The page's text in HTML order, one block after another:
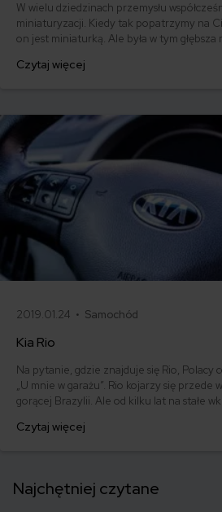
W wielu dziedzinach przemysłu
miniaturyzacji. Kiedy tak popatrzymy na
on jest miniaturką. Ale była w tym
więc pokochają też małe auta. I to był
Czytaj więcej
2019.01.24 • Samochód
Kia Rio
Na pytanie, gdzie znajduje się Rio, Polacy
„U mnie w garażu”. Rio kojarzy się przede
gorącej Brazylii. Ale od kilku lat na stałe
jakie są wady, zalety, opinie o modelu. Ile
Czytaj więcej
Najchętniej czytane